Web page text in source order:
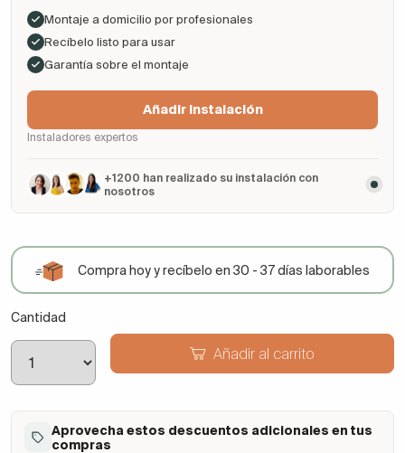
Montaje a domicilio por profesionales
Recíbelo listo para usar
Garantía sobre el montaje
Añadir Instalación
Instaladores expertos
+1200 han realizado su instalación con
nosotros
Compra hoy y recíbelo en 30 - 37 días laborables
Cantidad
Añadir al carrito
Aprovecha estos descuentos adicionales en tus
compras